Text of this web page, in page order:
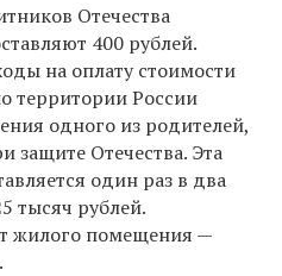
Отечества
400 рублей.
на оплату стоимости
территории России
одного из родителей,
защите Отечества. Эта
один раз в два
тысяч рублей.
жилого помещения —